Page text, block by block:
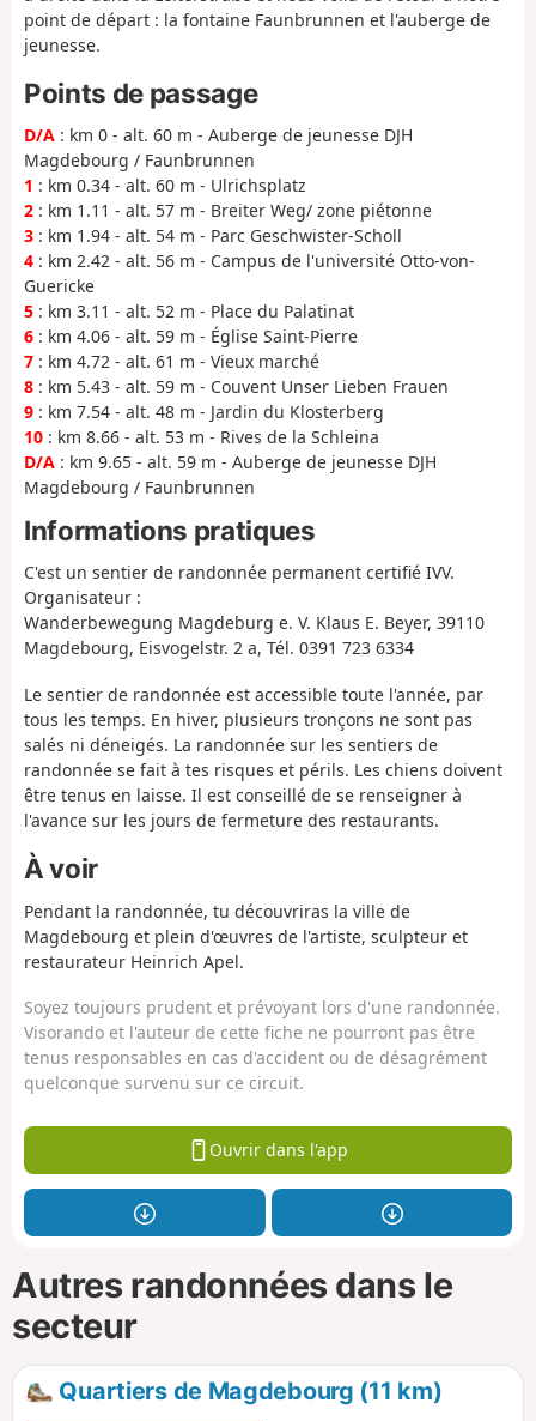
point de départ : la fontaine Faunbrunnen et l'auberge de
jeunesse.
Points de passage
D/A : km 0 - alt. 60 m - Auberge de jeunesse DJH
Magdebourg / Faunbrunnen
1 : km 0.34 - alt. 60 m - Ulrichsplatz
2 : km 1.11 - alt. 57 m - Breiter Weg/ zone piétonne
3 : km 1.94 - alt. 54 m - Parc Geschwister-Scholl
4 : km 2.42 - alt. 56 m - Campus de l'université Otto-von-
Guericke
5 : km 3.11 - alt. 52 m - Place du Palatinat
6 : km 4.06 - alt. 59 m - Église Saint-Pierre
7 : km 4.72 - alt. 61 m - Vieux marché
8 : km 5.43 - alt. 59 m - Couvent Unser Lieben Frauen
9 : km 7.54 - alt. 48 m - Jardin du Klosterberg
10 : km 8.66 - alt. 53 m - Rives de la Schleina
D/A : km 9.65 - alt. 59 m - Auberge de jeunesse DJH
Magdebourg / Faunbrunnen
Informations pratiques
C'est un sentier de randonnée permanent certifié IVV.
Organisateur :
Wanderbewegung Magdeburg e. V. Klaus E. Beyer, 39110
Magdebourg, Eisvogelstr. 2 a, Tél. 0391 723 6334
Le sentier de randonnée est accessible toute l'année, par
tous les temps. En hiver, plusieurs tronçons ne sont pas
salés ni déneigés. La randonnée sur les sentiers de
randonnée se fait à tes risques et périls. Les chiens doivent
être tenus en laisse. Il est conseillé de se renseigner à
l'avance sur les jours de fermeture des restaurants.
À voir
Pendant la randonnée, tu découvriras la ville de
Magdebourg et plein d'œuvres de l'artiste, sculpteur et
restaurateur Heinrich Apel.
Soyez toujours prudent et prévoyant lors d'une randonnée.
Visorando et l'auteur de cette fiche ne pourront pas être
tenus responsables en cas d'accident ou de désagrément
quelconque survenu sur ce circuit.
Ouvrir dans l'app
Autres randonnées dans le
secteur
Quartiers de Magdebourg (11 km)